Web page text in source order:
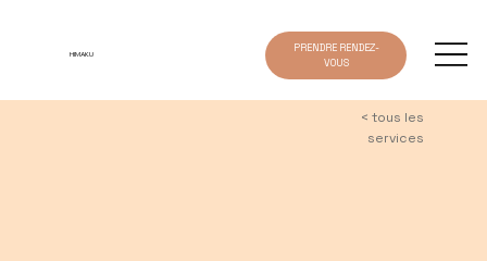
HIMAKU
PRENDRE RENDEZ-
VOUS
< tous les
services